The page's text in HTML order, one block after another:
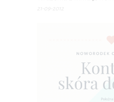
21-09-2012